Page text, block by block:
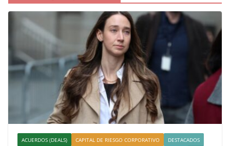
ACUERDOS (DEALS) CAPITAL DE RIESGO CORPORATIVO
DESTACADOS